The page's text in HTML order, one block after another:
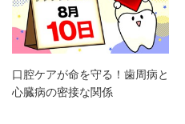
口腔ケアが命を守る！歯周病と
心臓病の密接な関係